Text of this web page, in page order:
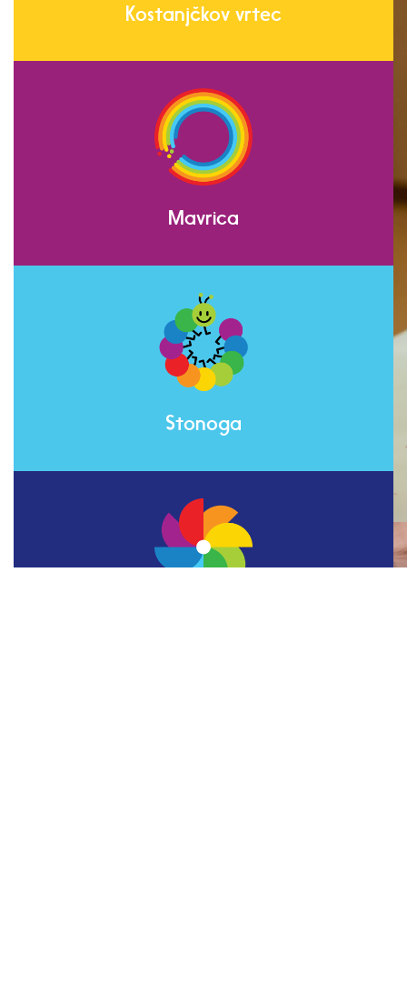
Kostanjčkov vrtec
Mavrica
Stonoga